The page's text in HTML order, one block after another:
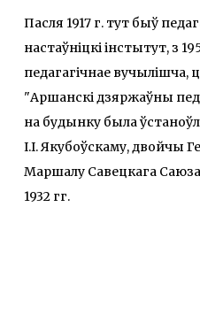
Пасля 1917 г. тут быў
настаўніцкі інстытут, з
педагагічнае вучылішча,
"Аршанскі дзяржаўны
на будынку была
І.І. Якубоўскаму, двойчы
Маршалу Савецкага
1932 гг.